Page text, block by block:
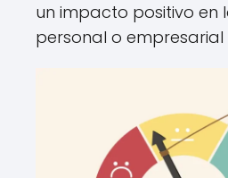
un impacto positivo en
personal o